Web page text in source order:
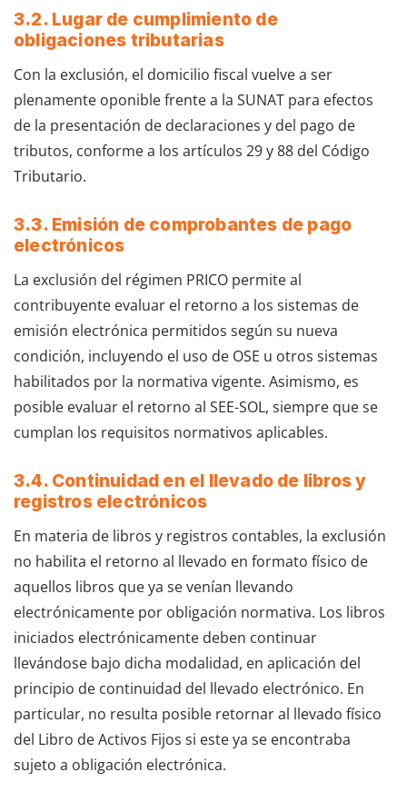
3.2. Lugar de cumplimiento de
obligaciones tributarias
Con la exclusión, el domicilio fiscal vuelve a ser
plenamente oponible frente a la SUNAT para efectos
de la presentación de declaraciones y del pago de
tributos, conforme a los artículos 29 y 88 del Código
Tributario.
3.3. Emisión de comprobantes de pago
electrónicos
La exclusión del régimen PRICO permite al
contribuyente evaluar el retorno a los sistemas de
emisión electrónica permitidos según su nueva
condición, incluyendo el uso de OSE u otros sistemas
habilitados por la normativa vigente. Asimismo, es
posible evaluar el retorno al SEE-SOL, siempre que se
cumplan los requisitos normativos aplicables.
3.4. Continuidad en el llevado de libros y
registros electrónicos
En materia de libros y registros contables, la exclusión
no habilita el retorno al llevado en formato físico de
aquellos libros que ya se venían llevando
electrónicamente por obligación normativa. Los libros
iniciados electrónicamente deben continuar
llevándose bajo dicha modalidad, en aplicación del
principio de continuidad del llevado electrónico. En
particular, no resulta posible retornar al llevado físico
del Libro de Activos Fijos si este ya se encontraba
sujeto a obligación electrónica.